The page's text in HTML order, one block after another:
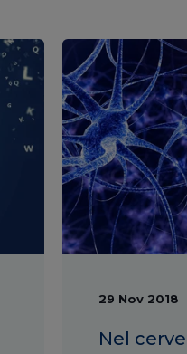
29 Nov 2018
Nel